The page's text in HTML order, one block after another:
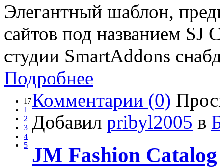
Элегантный шаблон,
сайтов под названием SJ
студии SmartAddons
Подробнее
17
1
2
3
4
5
Комментарии (0)
Добавил pribyl2005 в
JM Fashion Catalog